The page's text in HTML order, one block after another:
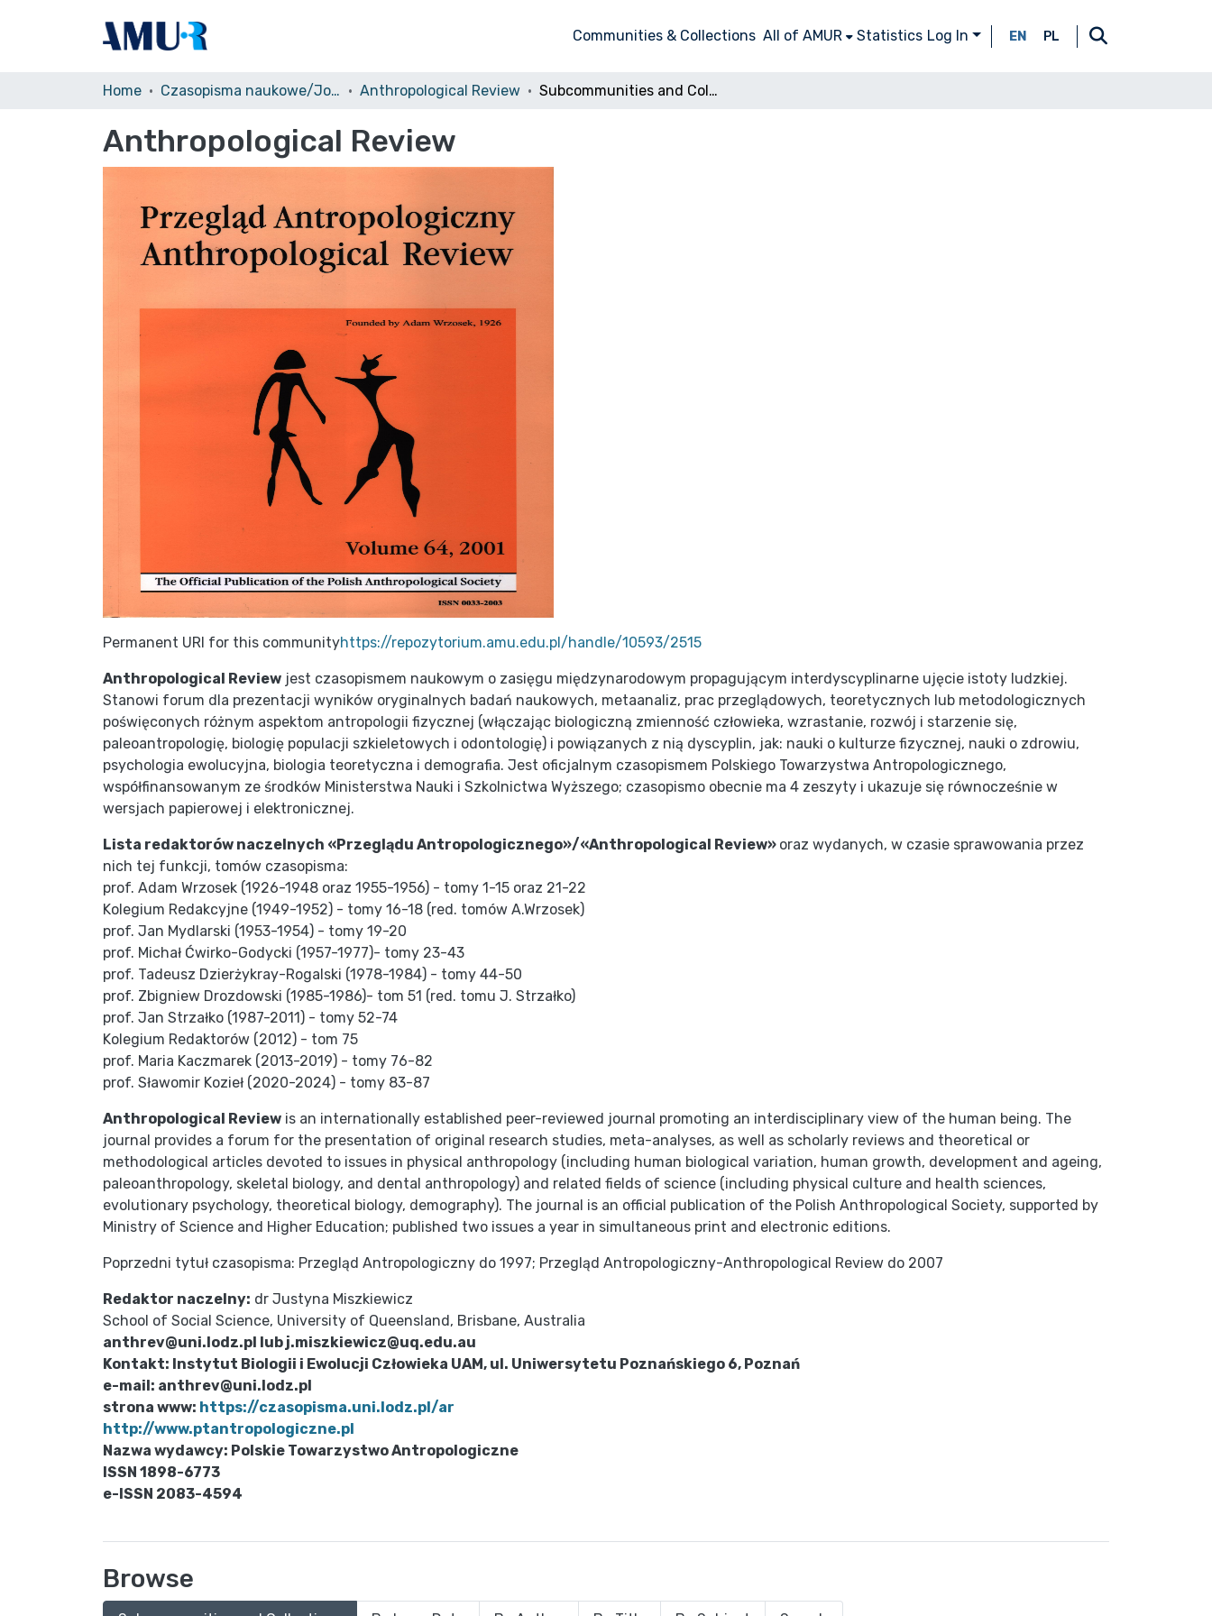
Communities & Collections All of AMUR Statistics Log In EN PL
Home Czasopisma naukowe/Journals Anthropological Review Subcommunities and Collections
Anthropological Review
Permanent URI for this communityhttps://repozytorium.amu.edu.pl/handle/10593/2515
Anthropological Review jest czasopismem naukowym o zasięgu międzynarodowym propagującym interdyscyplinarne ujęcie istoty ludzkiej.
Stanowi forum dla prezentacji wyników oryginalnych badań naukowych, metaanaliz, prac przeglądowych, teoretycznych lub metodologicznych
poświęconych różnym aspektom antropologii fizycznej (włączając biologiczną zmienność człowieka, wzrastanie, rozwój i starzenie się,
paleoantropologię, biologię populacji szkieletowych i odontologię) i powiązanych z nią dyscyplin, jak: nauki o kulturze fizycznej, nauki o zdrowiu,
psychologia ewolucyjna, biologia teoretyczna i demografia. Jest oficjalnym czasopismem Polskiego Towarzystwa Antropologicznego,
współfinansowanym ze środków Ministerstwa Nauki i Szkolnictwa Wyższego; czasopismo obecnie ma 4 zeszyty i ukazuje się równocześnie w
wersjach papierowej i elektronicznej.
Lista redaktorów naczelnych «Przeglądu Antropologicznego»/«Anthropological Review» oraz wydanych, w czasie sprawowania przez
nich tej funkcji, tomów czasopisma:
prof. Adam Wrzosek (1926-1948 oraz 1955-1956) - tomy 1-15 oraz 21-22
Kolegium Redakcyjne (1949-1952) - tomy 16-18 (red. tomów A.Wrzosek)
prof. Jan Mydlarski (1953-1954) - tomy 19-20
prof. Michał Ćwirko-Godycki (1957-1977)- tomy 23-43
prof. Tadeusz Dzierżykray-Rogalski (1978-1984) - tomy 44-50
prof. Zbigniew Drozdowski (1985-1986)- tom 51 (red. tomu J. Strzałko)
prof. Jan Strzałko (1987-2011) - tomy 52-74
Kolegium Redaktorów (2012) - tom 75
prof. Maria Kaczmarek (2013-2019) - tomy 76-82
prof. Sławomir Kozieł (2020-2024) - tomy 83-87
Anthropological Review is an internationally established peer-reviewed journal promoting an interdisciplinary view of the human being. The
journal provides a forum for the presentation of original research studies, meta-analyses, as well as scholarly reviews and theoretical or
methodological articles devoted to issues in physical anthropology (including human biological variation, human growth, development and ageing,
paleoanthropology, skeletal biology, and dental anthropology) and related fields of science (including physical culture and health sciences,
evolutionary psychology, theoretical biology, demography). The journal is an official publication of the Polish Anthropological Society, supported by
Ministry of Science and Higher Education; published two issues a year in simultaneous print and electronic editions.
Poprzedni tytuł czasopisma: Przegląd Antropologiczny do 1997; Przegląd Antropologiczny-Anthropological Review do 2007
Redaktor naczelny: dr Justyna Miszkiewicz
School of Social Science, University of Queensland, Brisbane, Australia
anthrev@uni.lodz.pl lub j.miszkiewicz@uq.edu.au
Kontakt: Instytut Biologii i Ewolucji Człowieka UAM, ul. Uniwersytetu Poznańskiego 6, Poznań
e-mail: anthrev@uni.lodz.pl
strona www: https://czasopisma.uni.lodz.pl/ar
http://www.ptantropologiczne.pl
Nazwa wydawcy: Polskie Towarzystwo Antropologiczne
ISSN 1898-6773
e-ISSN 2083-4594
Browse